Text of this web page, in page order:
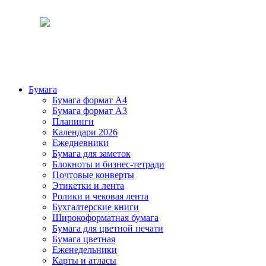
Бумага
Бумага формат А4
Бумага формат А3
Планинги
Календари 2026
Ежедневники
Бумага для заметок
Блокноты и бизнес-тетради
Почтовые конверты
Этикетки и лента
Ролики и чековая лента
Бухгалтерские книги
Широкоформатная бумага
Бумага для цветной печати
Бумага цветная
Еженедельники
Карты и атласы